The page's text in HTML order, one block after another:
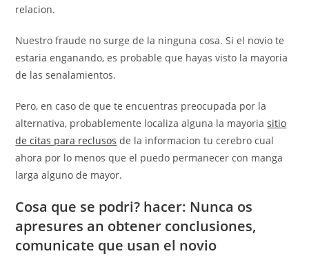
relacion.
Nuestro fraude no surge de la ninguna cosa. Si el novio te
estaria enganando, es probable que hayas visto la mayori­a
de las senalamientos.
Pero, en caso de que te encuentras preocupada por la
alternativa, probablemente localiza alguna la mayoriasitio
de citas para reclusos de la informacion tu cerebro cual
ahora por lo menos que el puedo permanecer con manga
larga alguno de mayor.
Cosa que se podri? hacer: Nunca os
apresures an obtener conclusiones,
comunicate que usan el novio